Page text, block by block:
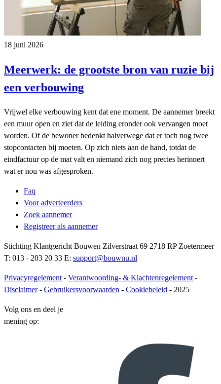
18 juni 2026
Meerwerk: de grootste bron van ruzie bij
een verbouwing
Vrijwel elke verbouwing kent dat ene moment. De aannemer breekt
een muur open en ziet dat de leiding eronder ook vervangen moet
worden. Of de bewoner bedenkt halverwege dat er toch nog twee
stopcontacten bij moeten. Op zich niets aan de hand, totdat de
eindfactuur op de mat valt en niemand zich nog precies herinnert
wat er nou was afgesproken.
Faq
Voor adverteerders
Zoek aannemer
Registreer als aannemer
Stichting Klantgericht Bouwen Zilverstraat 69 2718 RP Zoetermeer
T: 013 - 203 20 33 E: support@bouwnu.nl
Privacyregelement - Verantwoording- & Klachtenregelement -
Disclaimer- Gebruikersvoorwaarden - Cookiebeleid - 2025
Volg ons en deel je
mening op: